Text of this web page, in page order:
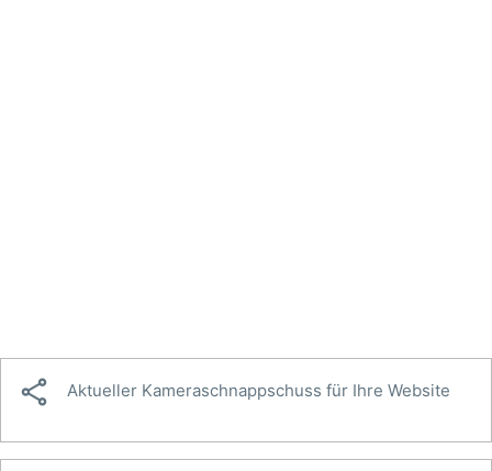
 Aktueller Kameraschnappschuss für Ihre Website